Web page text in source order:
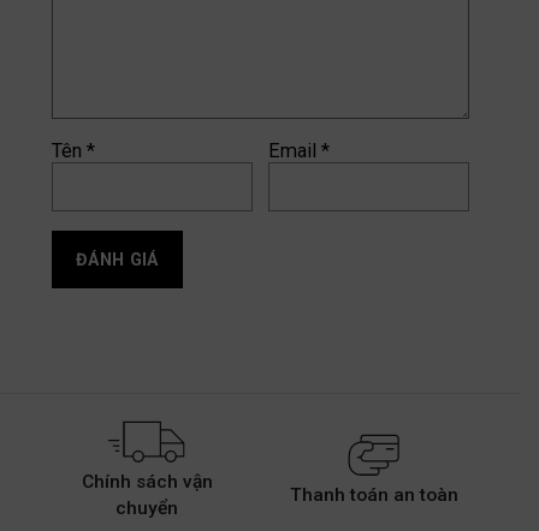
Tên * Email*
Chính sách vận
chuyển
Thanh toán an toàn